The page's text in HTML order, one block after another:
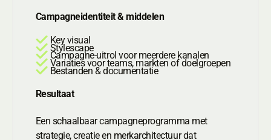
Campagne­identiteit & middelen
Key visual
Stylescape
Campagne-uitrol voor meerdere kanalen
Variaties voor teams, markten of doelgroepen
Bestanden & documentatie
Resultaat
Een schaalbaar campagneprogramma met
strategie, creatie en merkarchitectuur dat